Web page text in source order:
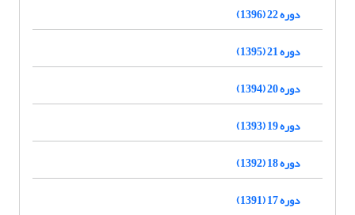
دوره 22 (1396)
دوره 21 (1395)
دوره 20 (1394)
دوره 19 (1393)
دوره 18 (1392)
دوره 17 (1391)